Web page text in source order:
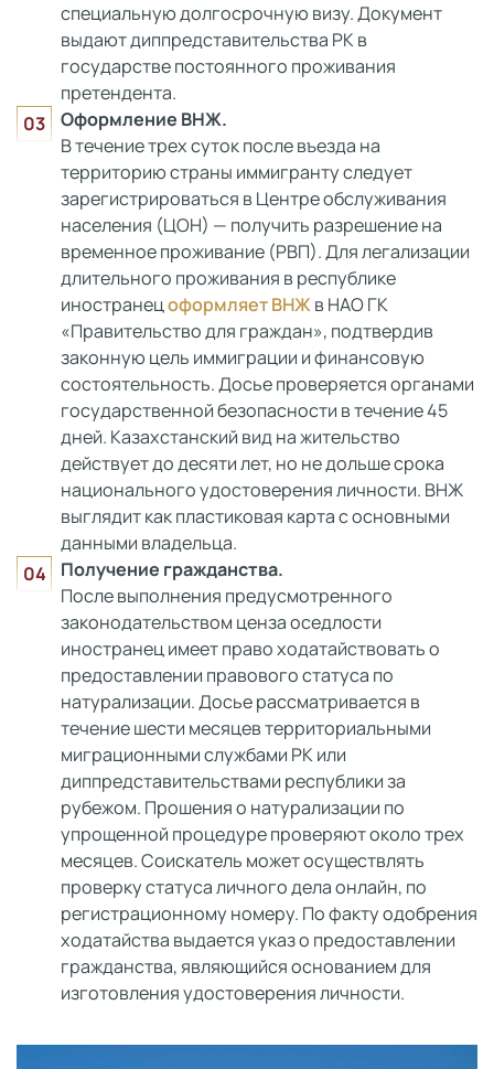
специальную долгосрочную визу. Документ
выдают диппредставительства РК в
государстве постоянного проживания
претендента.
Оформление ВНЖ.
В течение трех суток после въезда на
территорию страны иммигранту следует
зарегистрироваться в Центре обслуживания
населения (ЦОН) — получить разрешение на
временное проживание (РВП). Для легализации
длительного проживания в республике
иностранецоформляет ВНЖв НАО ГК
«Правительство для граждан», подтвердив
законную цель иммиграции и финансовую
состоятельность. Досье проверяется органами
государственной безопасности в течение 45
дней. Казахстанский вид на жительство
действует до десяти лет, но не дольше срока
национального удостоверения личности. ВНЖ
выглядит как пластиковая карта с основными
данными владельца.
Получение гражданства.
После выполнения предусмотренного
законодательством ценза оседлости
иностранец имеет право ходатайствовать о
предоставлении правового статуса по
натурализации. Досье рассматривается в
течение шести месяцев территориальными
миграционными службами РК или
диппредставительствами республики за
рубежом. Прошения о натурализации по
упрощенной процедуре проверяют около трех
месяцев. Соискатель может осуществлять
проверку статуса личного дела онлайн, по
регистрационному номеру. По факту одобрения
ходатайства выдается указ о предоставлении
гражданства, являющийся основанием для
изготовления удостоверения личности.